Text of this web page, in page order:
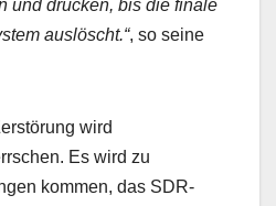
und drucken, bis die finale
auslöscht.“, so seine
wird
Es wird zu
kommen, das SDR-